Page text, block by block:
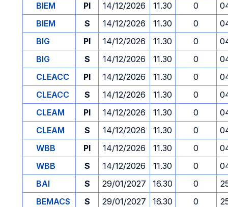
BIEM
PI 14/12/2026 11.30 0
BIEM
S 14/12/2026 11.30 0
BIG
PI 14/12/2026 11.30 0
BIG
S 14/12/2026 11.30 0
CLEACC
PI 14/12/2026 11.30 0
CLEACC
S 14/12/2026 11.30 0
CLEAM
PI 14/12/2026 11.30 0
CLEAM
S 14/12/2026 11.30 0
WBB
PI 14/12/2026 11.30 0
WBB
S 14/12/2026 11.30 0
BAI
S 29/01/2027 16.30 0
BEMACS
S 29/01/2027 16.30 0